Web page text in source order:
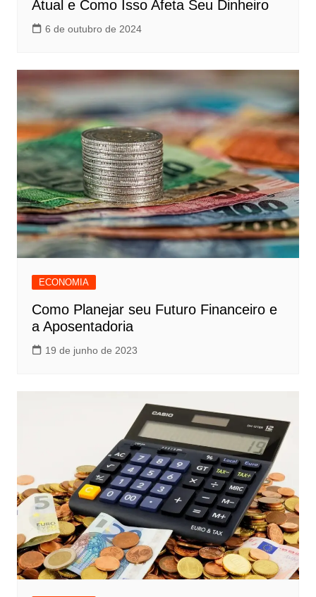
Atual e Como Isso Afeta Seu Dinheiro
6 de outubro de 2024
ECONOMIA
Como Planejar seu Futuro Financeiro e
a Aposentadoria
19 de junho de 2023